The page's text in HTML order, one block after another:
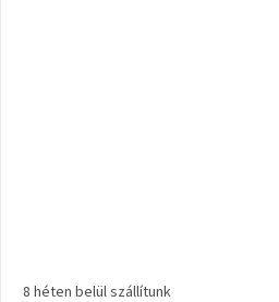
8 héten belül szállítunk